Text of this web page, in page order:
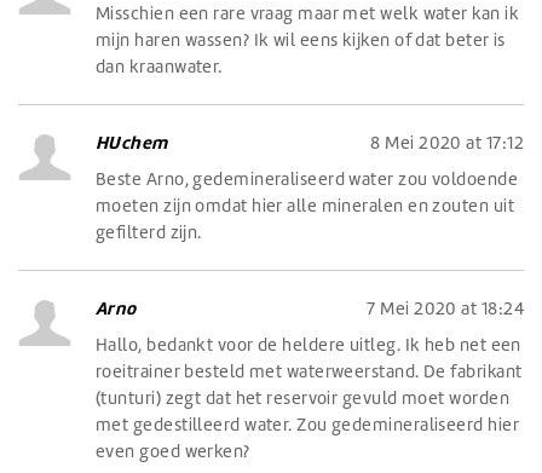
Misschien een rare vraag maar met welk water kan ik
mijn haren wassen? Ik wil eens kijken of dat beter is
dan kraanwater.
HUchem
8 Mei 2020 at 17:12
Beste Arno, gedemineraliseerd water zou voldoende
moeten zijn omdat hier alle mineralen en zouten uit
gefilterd zijn.
Arno
7 Mei 2020 at 18:24
Hallo, bedankt voor de heldere uitleg. Ik heb net een
roeitrainer besteld met waterweerstand. De fabrikant
(tunturi) zegt dat het reservoir gevuld moet worden
met gedestilleerd water. Zou gedemineraliseerd hier
even goed werken?